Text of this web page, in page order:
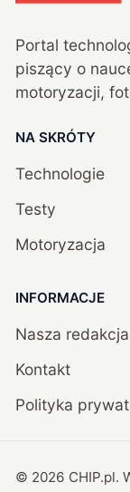
Portal
piszący o
motoryzacji,
NA SKRÓTY
Technologie
Testy
Motoryzacja
INFORMACJE
Nasza redakcja
Kontakt
Polityka
© 2026 CHIP.pl.